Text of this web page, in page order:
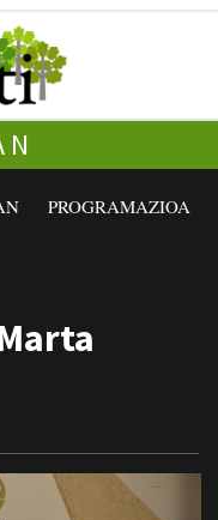
PROGRAMAZIOA